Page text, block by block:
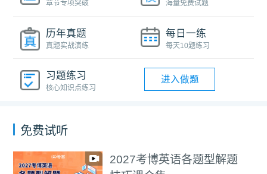
章节专项突破 海量免费试题
历年真题
真题实战演练
每日一练
每天10题练习
习题练习
核心知识点练习
进入做题
免费试听
2027考博英语各题型解题